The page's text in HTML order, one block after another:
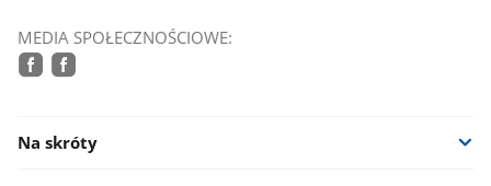
MEDIA SPOŁECZNOŚCIOWE:
Na skróty